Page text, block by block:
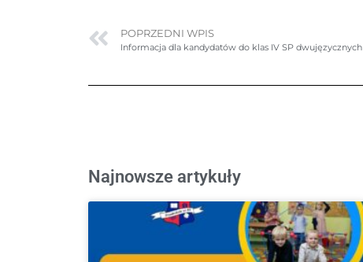
POPRZEDNI WPIS
Informacja dla kandydatów do klas IV SP dwujęzycznych
Najnowsze artykuły